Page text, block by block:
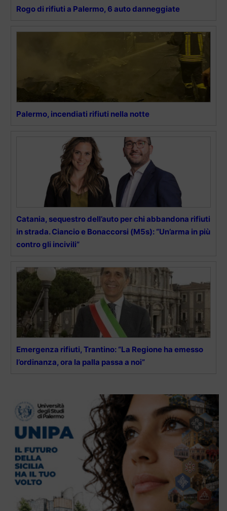
Rogo di rifiuti a Palermo, 6 auto danneggiate
Palermo, incendiati rifiuti nella notte
Catania, sequestro dell’auto per chi abbandona rifiuti
in strada. Ciancio e Bonaccorsi (M5s): “Un’arma in più
contro gli incivili”
Emergenza rifiuti, Trantino: “La Regione ha emesso
l’ordinanza, ora la palla passa a noi”